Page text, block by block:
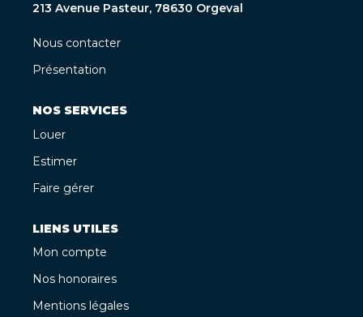
213 Avenue Pasteur, 78630 Orgeval
Nous contacter
Présentation
NOS SERVICES
Louer
Estimer
Faire gérer
LIENS UTILES
Mon compte
Nos honoraires
Mentions légales